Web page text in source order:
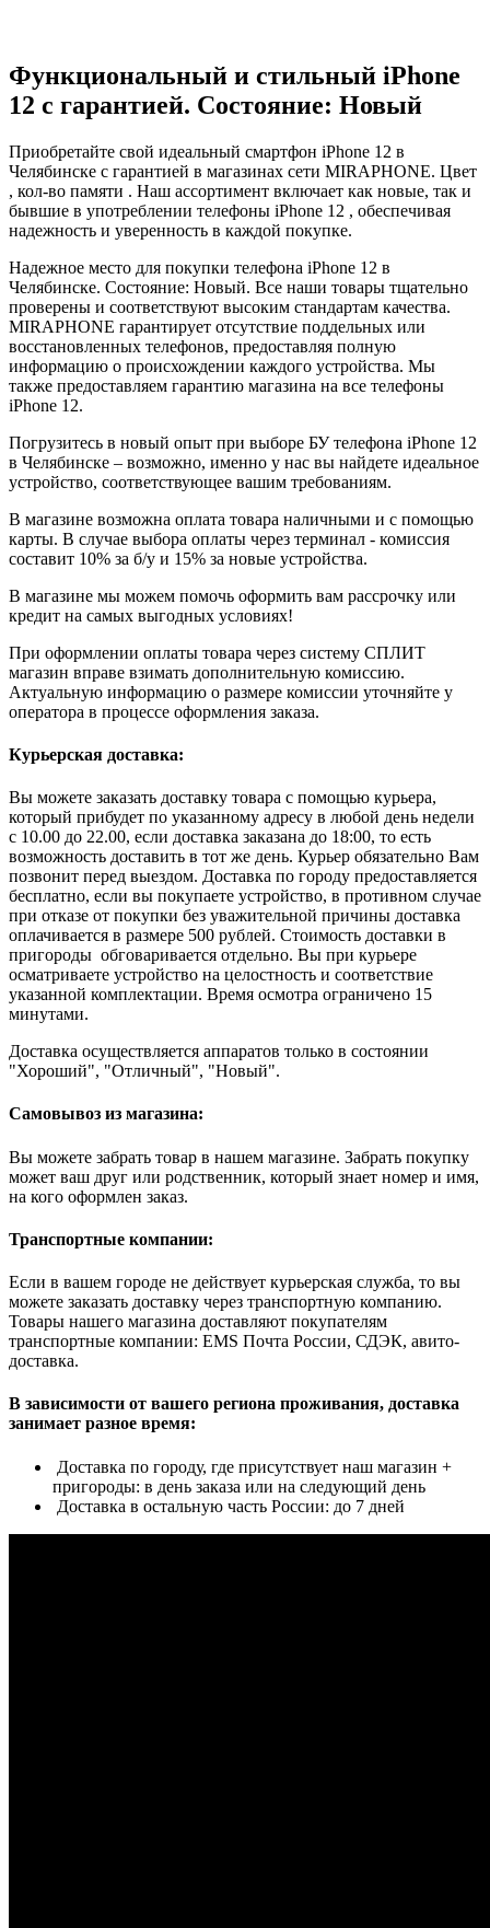
Функциональный и стильный iPhone
12 с гарантией. Состояние: Новый
Приобретайте свой идеальный смартфон iPhone 12 в
Челябинске с гарантией в магазинах сети MIRAPHONE. Цвет
, кол-во памяти . Наш ассортимент включает как новые, так и
бывшие в употреблении телефоны iPhone 12 , обеспечивая
надежность и уверенность в каждой покупке.
Надежное место для покупки телефона iPhone 12 в
Челябинске. Состояние: Новый. Все наши товары тщательно
проверены и соответствуют высоким стандартам качества.
MIRAPHONE гарантирует отсутствие поддельных или
восстановленных телефонов, предоставляя полную
информацию о происхождении каждого устройства. Мы
также предоставляем гарантию магазина на все телефоны
iPhone 12.
Погрузитесь в новый опыт при выборе БУ телефона iPhone 12
в Челябинске – возможно, именно у нас вы найдете идеальное
устройство, соответствующее вашим требованиям.
В магазине возможна оплата товара наличными и с помощью
карты. В случае выбора оплаты через терминал - комиссия
составит 10% за б/у и 15% за новые устройства.
В магазине мы можем помочь оформить вам рассрочку или
кредит на самых выгодных условиях!
При оформлении оплаты товара через систему СПЛИТ
магазин вправе взимать дополнительную комиссию.
Актуальную информацию о размере комиссии уточняйте у
оператора в процессе оформления заказа.
Курьерская доставка:
Вы можете заказать доставку товара с помощью курьера,
который прибудет по указанному адресу в любой день недели
с 10.00 до 22.00, если доставка заказана до 18:00, то есть
возможность доставить в тот же день. Курьер обязательно Вам
позвонит перед выездом. Доставка по городу предоставляется
бесплатно, если вы покупаете устройство, в противном случае
при отказе от покупки без уважительной причины доставка
оплачивается в размере 500 рублей. Стоимость доставки в
пригороды обговаривается отдельно. Вы при курьере
осматриваете устройство на целостность и соответствие
указанной комплектации. Время осмотра ограничено 15
минутами.
Доставка осуществляется аппаратов только в состоянии
"Хороший", "Отличный", "Новый".
Самовывоз из магазина:
Вы можете забрать товар в нашем магазине. Забрать покупку
может ваш друг или родственник, который знает номер и имя,
на кого оформлен заказ.
Транспортные компании:
Если в вашем городе не действует курьерская служба, то вы
можете заказать доставку через транспортную компанию.
Товары нашего магазина доставляют покупателям
транспортные компании: EMS Почта России, СДЭК, авито-
доставка.
В зависимости от вашего региона проживания, доставка
занимает разное время:
Доставка по городу, где присутствует наш магазин +
пригороды: в день заказа или на следующий день
Доставка в остальную часть России: до 7 дней